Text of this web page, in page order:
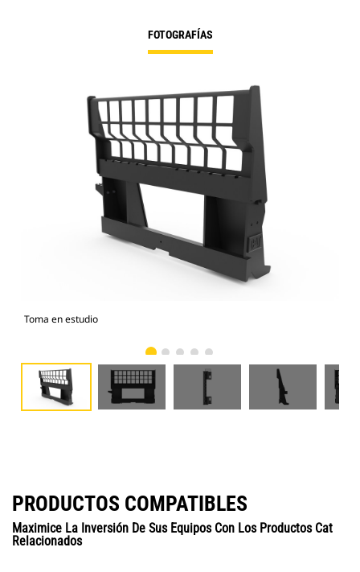
FOTOGRAFÍAS
Toma en estudio
PRODUCTOS COMPATIBLES
Maximice La Inversión De Sus Equipos Con Los Productos Cat
Relacionados